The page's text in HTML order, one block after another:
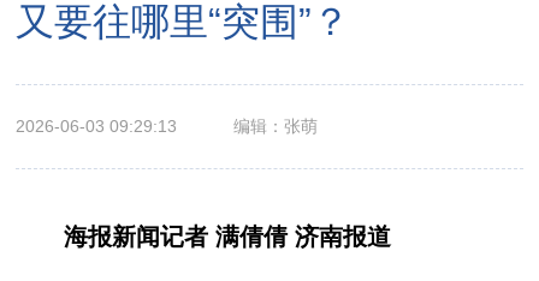
又要往哪里“突围”？
2026-06-03 09:29:13 编辑：张萌
海报新闻记者 满倩倩 济南报道